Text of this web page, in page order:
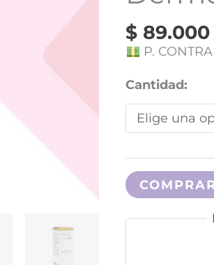
$ 89.000
P.
Cantidad: